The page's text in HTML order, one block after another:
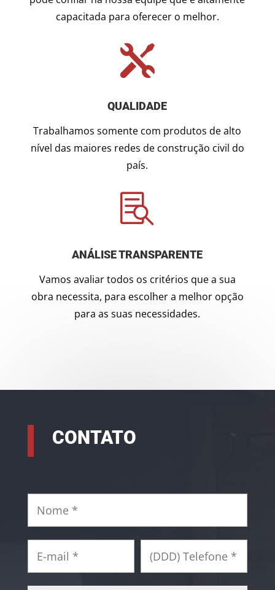
capacitada para oferecer o melhor.

QUALIDADE
Trabalhamos somente com produtos de alto
nível das maiores redes de construção civil do
país.

ANÁLISE TRANSPARENTE
Vamos avaliar todos os critérios que a sua
obra necessita, para escolher a melhor opção
para as suas necessidades.
CONTATO